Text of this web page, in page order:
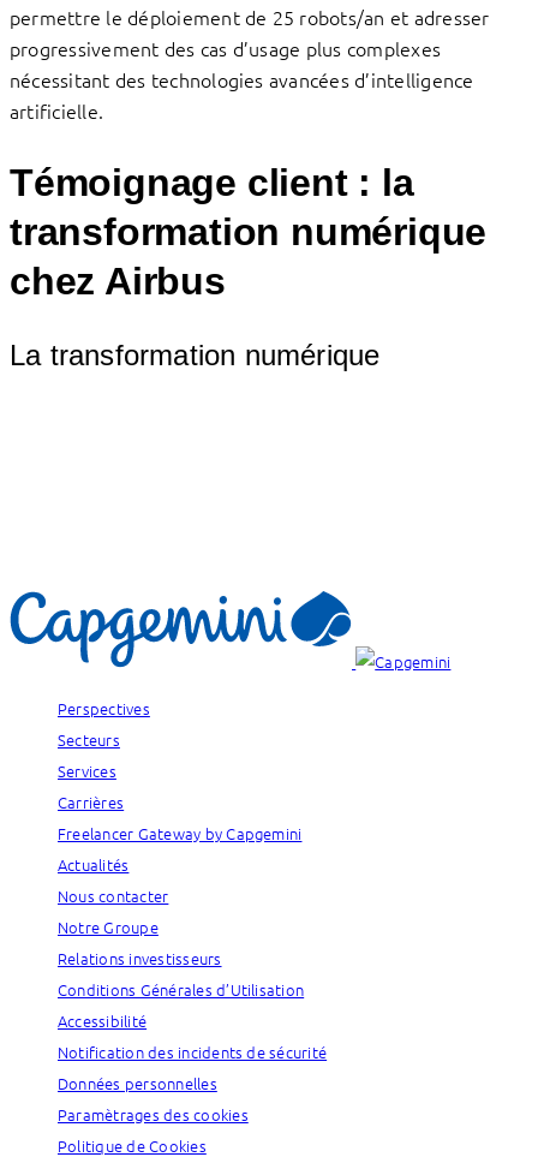
permettre le déploiement de 25 robots/an et adresser
progressivement des cas d’usage plus complexes
nécessitant des technologies avancées d’intelligence
artificielle.
Témoignage client : la
transformation numérique
chez Airbus
La transformation numérique
Perspectives
Secteurs
Services
Carrières
Freelancer Gateway by Capgemini
Actualités
Nous contacter
Notre Groupe
Relations investisseurs
Conditions Générales d’Utilisation
Accessibilité
Notification des incidents de sécurité
Données personnelles
Paramètrages des cookies
Politique de Cookies